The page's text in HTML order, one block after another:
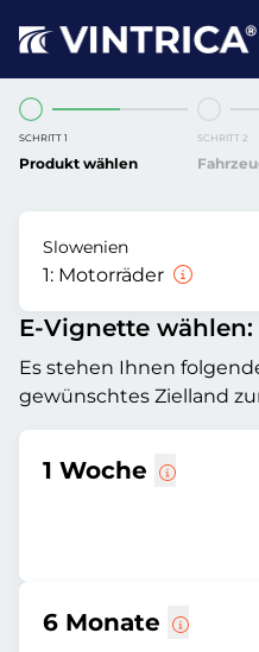
SCHRITT 1
Produkt wählen
SCHRITT 2
Slowenien
1: Motorräder
E-Vignette wählen:
Es stehen Ihnen
gewünschtes Zielland
1 Woche
6 Monate